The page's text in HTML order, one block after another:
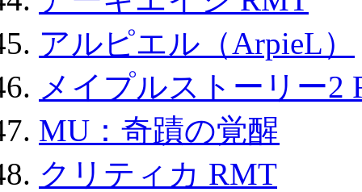
アルピエル（ArpieL）
メイプルストーリー2
MU：奇蹟の覚醒
クリティカ RMT